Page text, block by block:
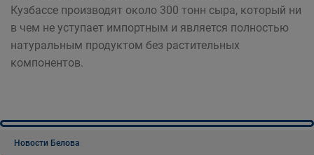
Кузбассе производят около 300 тонн сыра, который ни
в чем не уступает импортным и является полностью
натуральным продуктом без растительных
компонентов.
Новости Белова